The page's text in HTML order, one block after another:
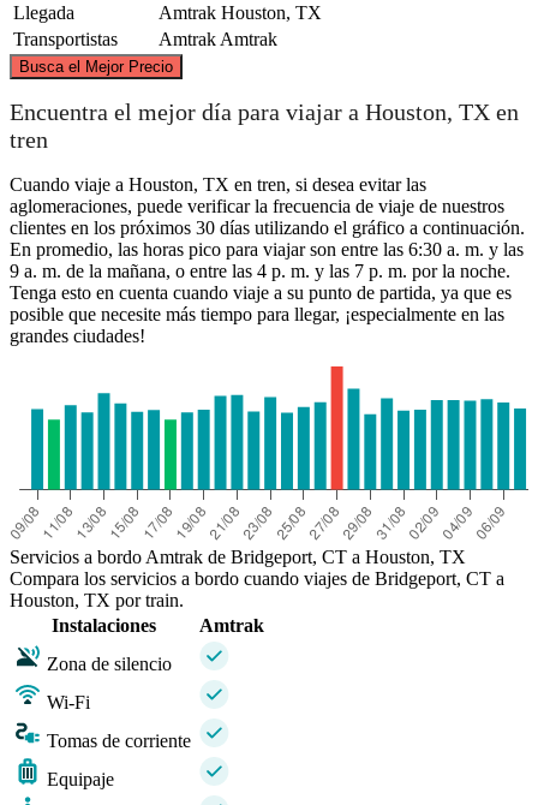
Llegada
Amtrak Houston, TX
Transportistas
Amtrak Amtrak
Busca el Mejor Precio
Houston, TX
©
Encuentra el mejor día para viajar a Houston, TX en
tren
Cuando viaje a Houston, TX en tren, si desea evitar las
aglomeraciones, puede verificar la frecuencia de viaje de nuestros
clientes en los próximos 30 días utilizando el gráfico a continuación.
En promedio, las horas pico para viajar son entre las 6:30 a. m. y las
9 a. m. de la mañana, o entre las 4 p. m. y las 7 p. m. por la noche.
Tenga esto en cuenta cuando viaje a su punto de partida, ya que es
posible que necesite más tiempo para llegar, ¡especialmente en las
grandes ciudades!
Servicios a bordo Amtrak de Bridgeport, CT a Houston, TX
Compara los servicios a bordo cuando viajes de Bridgeport, CT a
Houston, TX por train.
Instalaciones
Amtrak
Zona de silencio
Wi-Fi
Tomas de corriente
Equipaje